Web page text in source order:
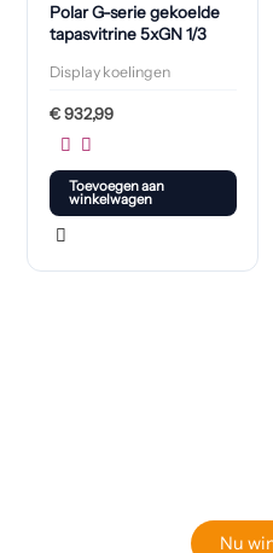
Polar G-serie gekoelde
tapasvitrine 5xGN 1/3
Display koelingen
€932,99
Toevoegen aan
winkelwagen
Nu